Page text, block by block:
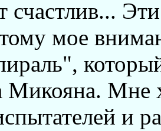
счастлив...
мое
Микояна. Мне
и